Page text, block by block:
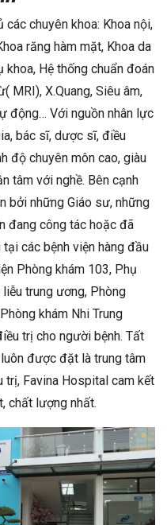
chuyên khoa: Khoa nội,
răng hàm mặt, Khoa da
khoa, Hệ thống chuẩn đoán
MRI), X.Quang, Siêu âm,
động… Với nguồn nhân lực
bác sĩ, dược sĩ, điều
độ chuyên môn cao, giàu
tâm với nghề. Bên cạnh
bởi những Giáo sư, những
đang công tác hoặc đã
các bệnh viện hàng đầu
Phòng khám 103, Phụ
trung ương, Phòng
khám Nhi Trung
trị cho người bệnh. Tất
được đặt là trung tâm
Favina Hospital cam kết
chất lượng nhất.